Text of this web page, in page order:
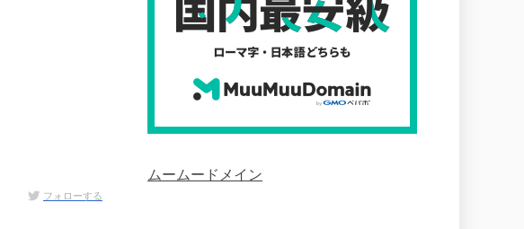
フォローする
ムームードメイン